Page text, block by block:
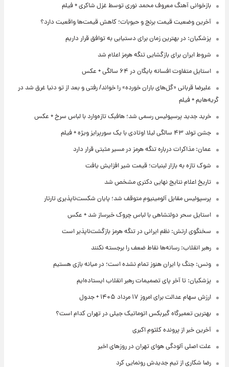
بازخوانی آهنگ معروف محمد نوری توسط غزل شاکری + فیلم
آخرین وضعیت قیمت برنج و حبوبات؛ کاهش قیمت‌ها واقعیت دارد؟
پزشکیان: در بهترین زمان برای دستیابی به توافق قرار داریم
شروط ایران برای بازگشایی تنگه هرمز اعلام شد
استایل متفاوت افسانه بایگان در ۶۴ سالگی + عکس
علیرضا قربانی «گل‌های باران خورده» را خواند/ رفتی و بعد از تو دنیا غرق شد در
گریه‌هایم + فیلم
خرید جدید پرسپولیس رسمی شد؛ هافبک تازه‌وارد با لباس سرخ + عکس
جشن تولد ۴۳ سالگی لیلا اوتادی با یک سورپرایز ویژه + فیلم
عمان: مذاکرات درباره تنگه هرمز در مسیر مثبتی قرار دارد
شوک تازه به بازار لبنیات؛ قیمت شیر افزایش یافت
تاریخ اعلام نتایج نهایی دکتری مشخص شد
پرسپولیس مقابل آلومینیوم متوقف شد؛ پایان شکست‌ناپذیری تارتار
استایل سحر دولتشاهی با لباس چروک خبرساز شد + عکس
سخنگوی ارتش: نظم ایرانی در تنگه هرمز بازگشت‌ناپذیر است
رهبر انقلاب: رسانه‌ها نقاط ضعف را برجسته نکنند
ونس: جنگ با ایران هنوز تمام نشده است؛ در میانه بازی هستیم
پزشکیان: تا آخر پای تصمیمات رهبر انقلاب ایستاده‌ایم
ارزش سهام عدالت برای امروز ۱۷ مرداد ۱۴۰۵ + جدول
بهترین تعمیرگاه گیربکس اتوماتیک جیلی در تهران کدام است؟
آخرین خبر از پرونده کلثوم اکبری
علت اصلی آلودگی هوای تهران در روزهای اخیر
رضا شکاری از تیم جدیدش رونمایی کرد